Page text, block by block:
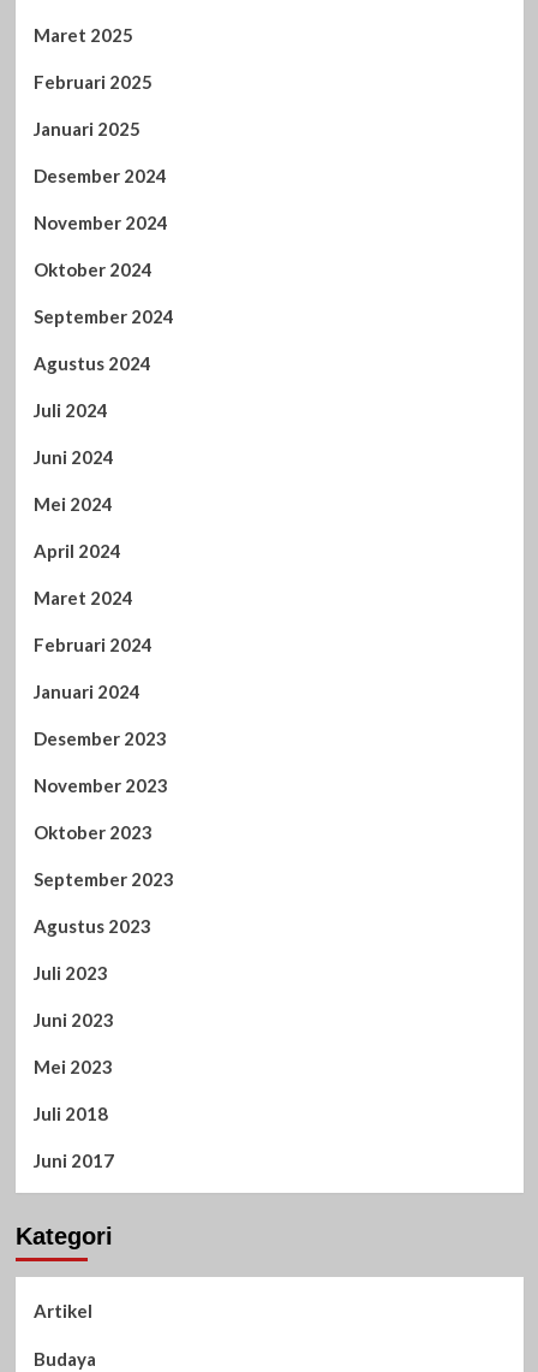
Maret 2025
Februari 2025
Januari 2025
Desember 2024
November 2024
Oktober 2024
September 2024
Agustus 2024
Juli 2024
Juni 2024
Mei 2024
April 2024
Maret 2024
Februari 2024
Januari 2024
Desember 2023
November 2023
Oktober 2023
September 2023
Agustus 2023
Juli 2023
Juni 2023
Mei 2023
Juli 2018
Juni 2017
Kategori
Artikel
Budaya